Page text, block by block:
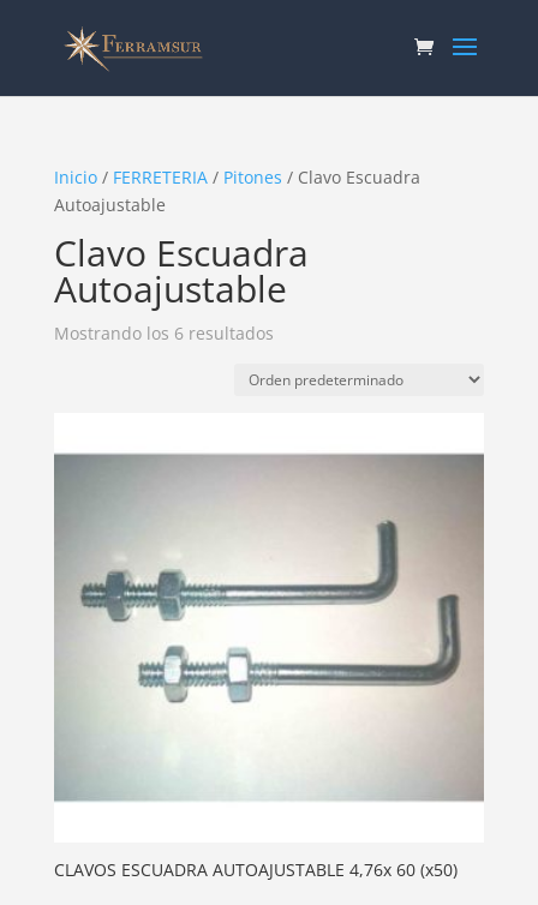
Inicio/ FERRETERIA/ Pitones / Clavo Escuadra
Autoajustable
Clavo Escuadra
Autoajustable
Mostrando los 6 resultados
CLAVOS ESCUADRA AUTOAJUSTABLE 4,76x 60 (x50)